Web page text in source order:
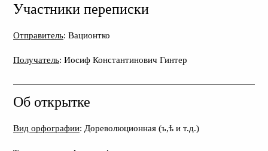
Участники переписки
Отправитель: Вационтко
Получатель: Иосиф Константинович Гинтер
Об открытке
Вид орфографии: Дореволюционная (ъ,ѣ и т.д.)